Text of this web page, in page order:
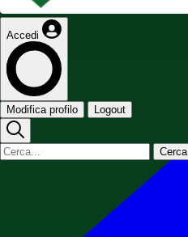
Accedi
Modifica profilo Logout
Cerca